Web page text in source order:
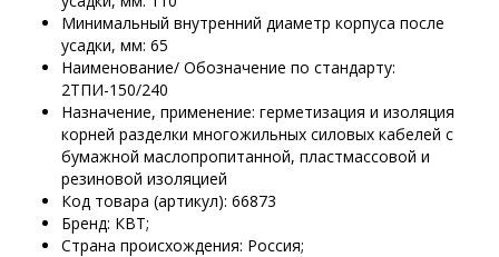
Минимальный внутренний диаметр корпуса после
усадки, мм: 65
Наименование/ Обозначение по стандарту:
2ТПИ-150/240
Назначение, применение: герметизация и изоляция
корней разделки многожильных силовых кабелей с
бумажной маслопропитанной, пластмассовой и
резиновой изоляцией
Код товара (артикул): 66873
Бренд: КВТ;
Страна происхождения: Россия;